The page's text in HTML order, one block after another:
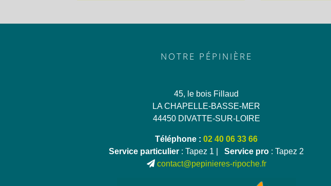
NOTRE PÉPINIÈRE
45, le bois Fillaud
LA CHAPELLE-BASSE-MER
44450 DIVATTE-SUR-LOIRE
Téléphone :02 40 06 33 66
Service particulier : Tapez 1 | Service pro : Tapez 2
contact@pepinieres-ripoche.fr